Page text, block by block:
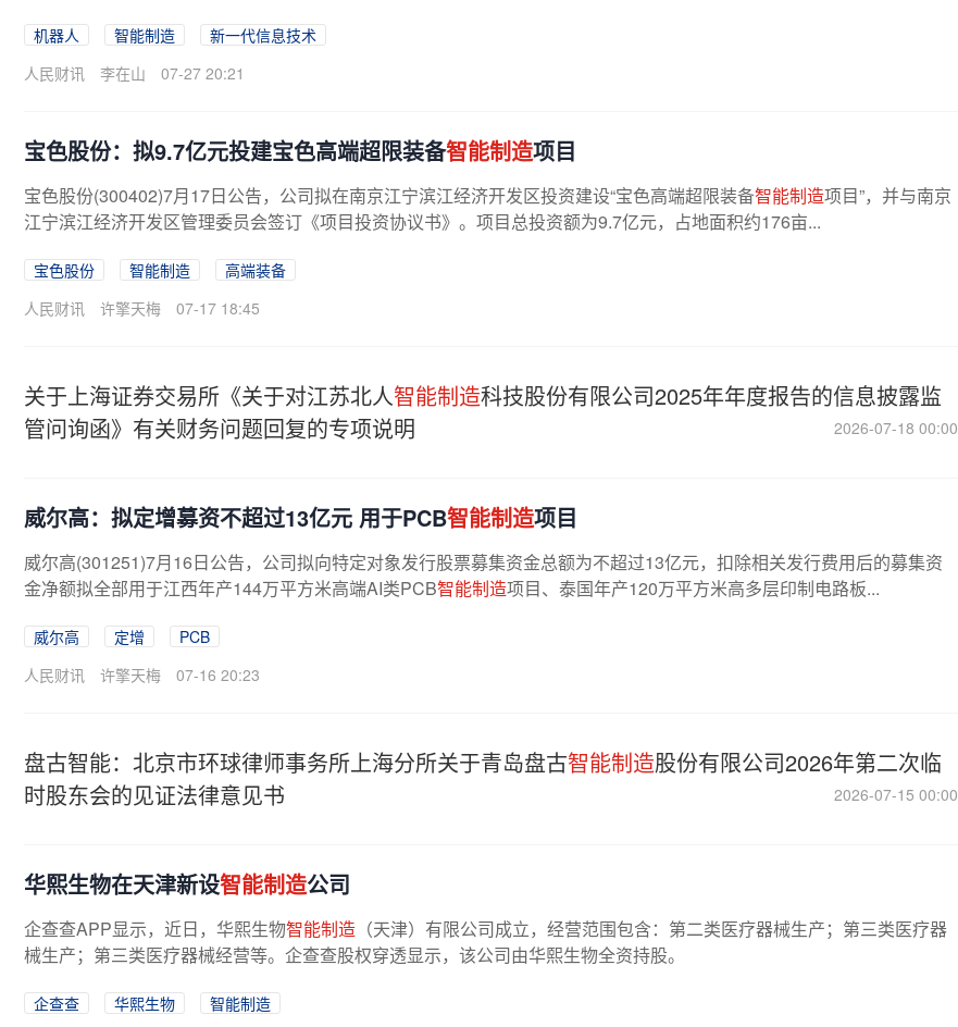
机器人 智能制造
新一代信息技术
人民财讯
李在山 07-27 20:21
宝色股份：拟9.7亿元投建宝色高端超限装备智能制造项目
宝色股份(300402)7月17日公告，公司拟在南京江宁滨江经济开发区投资建设“宝色高端超限装备智能制造项目”，并与南京
江宁滨江经济开发区管理委员会签订《项目投资协议书》。项目总投资额为9.7亿元，占地面积约176亩...
宝色股份 智能制造
高端装备
人民财讯
许擎天梅 07-17 18:45
关于上海证券交易所《关于对江苏北人智能制造科技股份有限公司2025年年度报告的信息披露监
管问询函》有关财务问题回复的专项说明
2026-07-18 00:00
​威尔高：拟定增募资不超过13亿元 用于PCB智能制造项目
威尔高(301251)7月16日公告，公司拟向特定对象发行股票募集资金总额为不超过13亿元，扣除相关发行费用后的募集资
金净额拟全部用于江西年产144万平方米高端AI类PCB智能制造项目、泰国年产120万平方米高多层印制电路板...
威尔高 定增
PCB
人民财讯
许擎天梅 07-16 20:23
盘古智能：北京市环球律师事务所上海分所关于青岛盘古智能制造股份有限公司2026年第二次临
时股东会的见证法律意见书
2026-07-15 00:00
华熙生物在天津新设智能制造公司
企查查APP显示，近日，华熙生物智能制造 （天津）有限公司成立，经营范围包含：第二类医疗器械生产；第三类医疗器
械生产；第三类医疗器械经营等。企查查股权穿透显示，该公司由华熙生物全资持股。
企查查 华熙生物
智能制造